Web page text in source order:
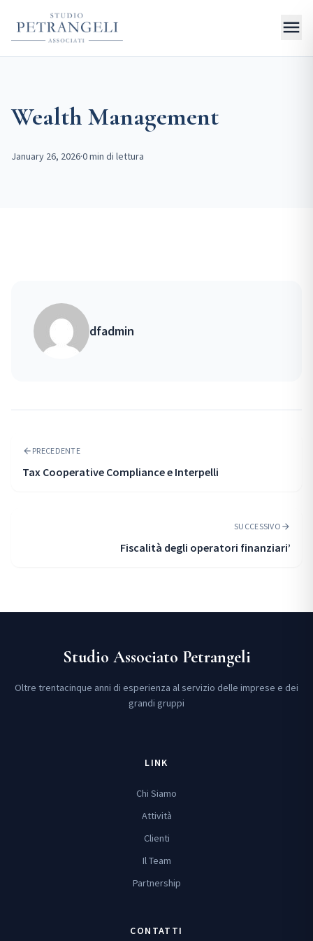
menu
Wealth Management
January 26, 2026·0 min di lettura
dfadmin
arrow_back PRECEDENTE
Tax Cooperative Compliance e Interpelli
SUCCESSIVO arrow_forward
Fiscalità degli operatori finanziari’
Studio Associato Petrangeli
Oltre trentacinque anni di esperienza al servizio delle imprese e dei
grandi gruppi
LINK
Chi Siamo
Attività
Clienti
Il Team
Partnership
CONTATTI